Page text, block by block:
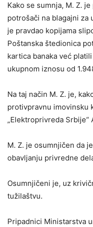
Kako se sumnja, M. Z.
potrošači na blagajni
je pravdao kopijama
Poštanska štedionica
kartica banaka već
ukupnom iznosu od
Na taj način M. Z. je,
protivpravnu imovinsku
„Elektroprivreda Srbije“
M. Z. je osumnjičen da
obavljanju privredne
Osumnjičeni je, uz
tužilaštvu.
Pripadnici Ministarstva